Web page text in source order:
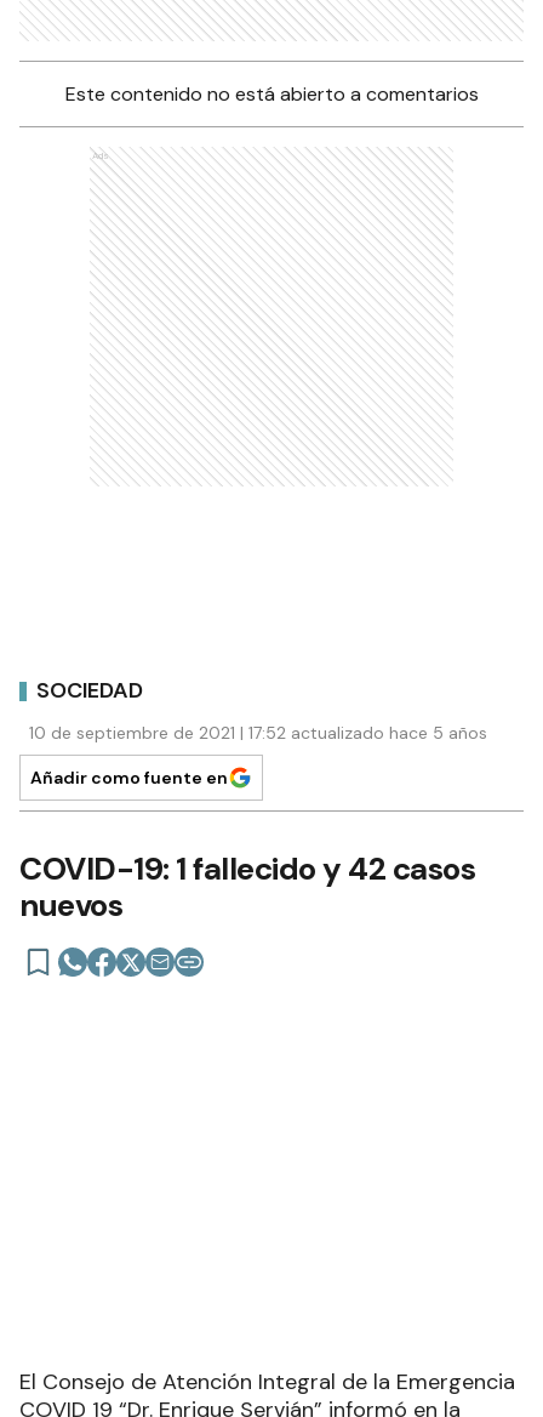
Este contenido no está abierto a comentarios
Ads
SOCIEDAD
10 de septiembre de 2021 | 17:52 actualizado hace 5 años
Añadir como fuente en
COVID-19: 1 fallecido y 42 casos
nuevos